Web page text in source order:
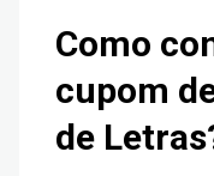
Como
cupom
de